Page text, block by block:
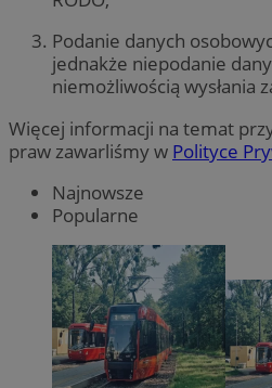
Podanie danych
jednakże niepodanie
niemożliwością wysłania
Więcej informacji na temat
praw zawarliśmy w Polityce
Najnowsze
Popularne